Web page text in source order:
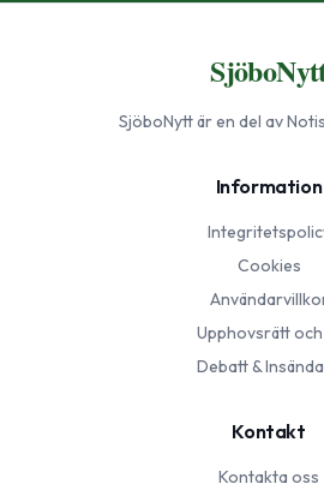
SjöboNyttär en del av
Information
Cookies
Upphovsrätt och
Debatt &
Kontakt
Kontakta oss